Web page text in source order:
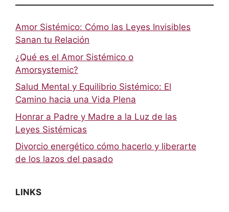
Amor Sistémico: Cómo las Leyes Invisibles
Sanan tu Relación
¿Qué es el Amor Sistémico o
Amorsystemic?
Salud Mental y Equilibrio Sistémico: El
Camino hacia una Vida Plena
Honrar a Padre y Madre a la Luz de las
Leyes Sistémicas
Divorcio energético cómo hacerlo y liberarte
de los lazos del pasado
LINKS